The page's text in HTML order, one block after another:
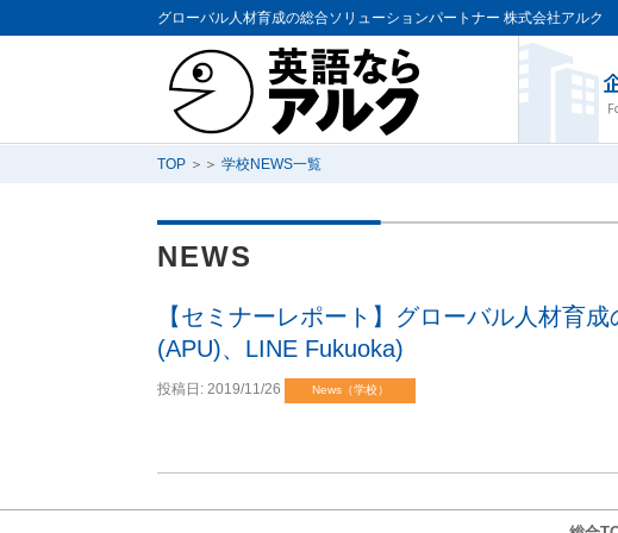
グローバル人材育成の総合ソリューションパートナー 株式会社アルク
TOP ＞＞ 学校NEWS一覧
NEWS
【セミナーレポート】グローバル人材育
(APU)、LINE Fukuoka)
投稿日: 2019/11/26 News（学校）